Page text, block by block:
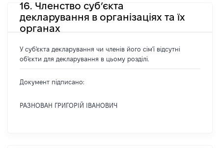
16. Членство суб’єкта
декларування в організаціях та їх
органах
У суб'єкта декларування чи членів його сім'ї відсутні
об'єкти для декларування в цьому розділі.
Документ підписано:
РАЗНОВАН ГРИГОРІЙ ІВАНОВИЧ